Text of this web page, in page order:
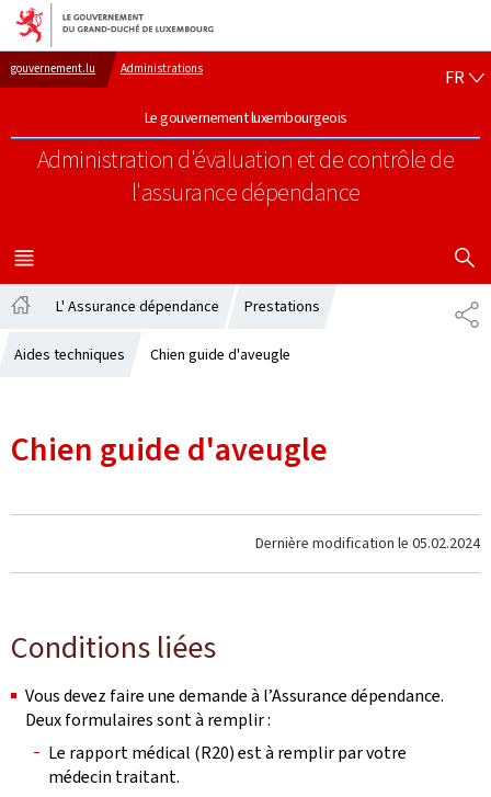
Aller au menu principal
Aller au contenu
gouvernement.lu Administrations
Le gouvernement luxembourgeois
Administration d'évaluation et de contrôle de
l'assurance dépendance
FR
MENU
PRINCIPAL
L' Assurance dépendance Prestations
Aides techniques Chien guide d'aveugle
Chien guide d'aveugle
Dernière modification le 05.02.2024
Conditions liées
Vous devez faire une demande à l’Assurance dépendance.
Deux formulaires sont à remplir :
Le rapport médical (R20) est à remplir par votre
médecin traitant.